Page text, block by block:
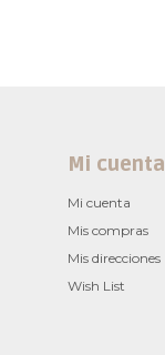
Mi cuenta
Mi cuenta
Mis compras
Mis direcciones
Wish List